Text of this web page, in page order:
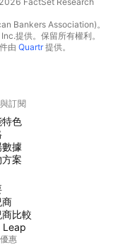
Bankers Association)。
提供。保留所有權利。
由 Quartr提供。
訂閱
色
據
案
商
比較
Leap
惠